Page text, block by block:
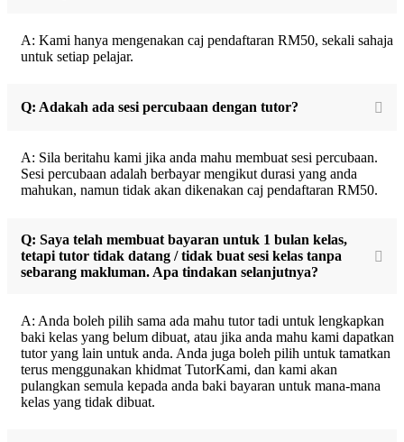
A: Kami hanya mengenakan caj pendaftaran RM50, sekali sahaja
untuk setiap pelajar.
Q: Adakah ada sesi percubaan dengan tutor?
A: Sila beritahu kami jika anda mahu membuat sesi percubaan.
Sesi percubaan adalah berbayar mengikut durasi yang anda
mahukan, namun tidak akan dikenakan caj pendaftaran RM50.
Q: Saya telah membuat bayaran untuk 1 bulan kelas,
tetapi tutor tidak datang / tidak buat sesi kelas tanpa
sebarang makluman. Apa tindakan selanjutnya?
A: Anda boleh pilih sama ada mahu tutor tadi untuk lengkapkan
baki kelas yang belum dibuat, atau jika anda mahu kami dapatkan
tutor yang lain untuk anda. Anda juga boleh pilih untuk tamatkan
terus menggunakan khidmat TutorKami, dan kami akan
pulangkan semula kepada anda baki bayaran untuk mana-mana
kelas yang tidak dibuat.